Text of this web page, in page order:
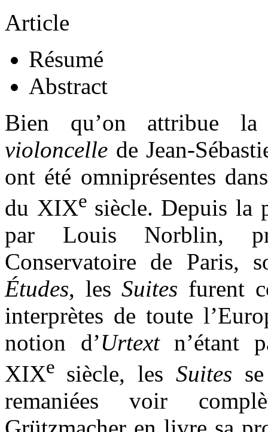
Article
Résumé
Abstract
Bien qu’on attribue
violoncelle de Jean-
ont été omniprésentes
du XIXe siècle. Depuis la
par Louis Norblin,
Conservatoire de
Études, lesSuites furent
interprètes de toute
notion d’Urtextn’étant
XIXe siècle, les Suites
remaniées voir